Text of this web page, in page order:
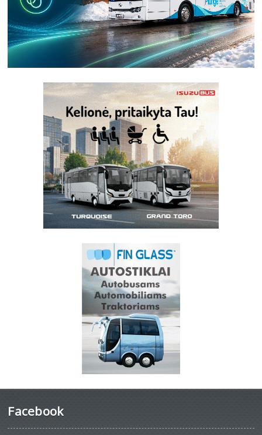
Facebook